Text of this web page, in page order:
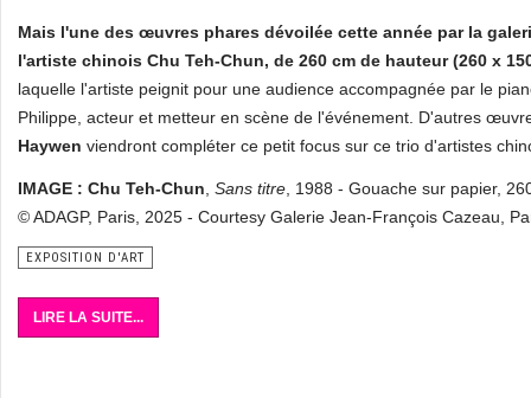
Mais l'une des œuvres phares dévoilée cette année par la
l'artiste chinois Chu Teh-Chun, de 260 cm de hauteur (260 x
laquelle l'artiste peignit pour une audience accompagnée par le
Philippe, acteur et metteur en scène de l'événement. D'autres
Haywen viendront compléter ce petit focus sur ce trio d'artistes
IMAGE : Chu Teh-Chun Sans titre , 1988 - Gouache sur papier,
© ADAGP, Paris, 2025 - Courtesy Galerie Jean-François Cazeau,
EXPOSITION D'ART
LIRE LA SUITE...